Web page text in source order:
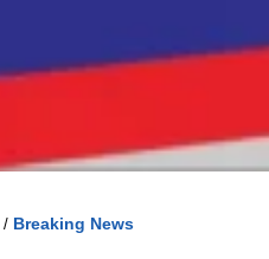
/ Breaking News